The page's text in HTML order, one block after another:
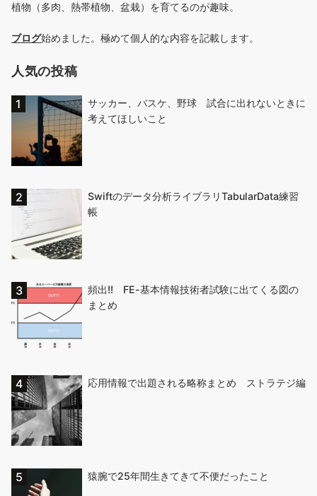
植物（多肉、熱帯植物、盆栽）を育てるのが趣味。
ブログ始めました。極めて個人的な内容を記載します。
人気の投稿
サッカー、バスケ、野球 試合に出れないときに
考えてほしいこと
Swiftのデータ分析ライブラリTabularData練習
帳
頻出!! FE-基本情報技術者試験に出てくる図の
まとめ
応用情報で出題される略称まとめ ストラテジ編
猿腕で25年間生きてきて不便だったこと